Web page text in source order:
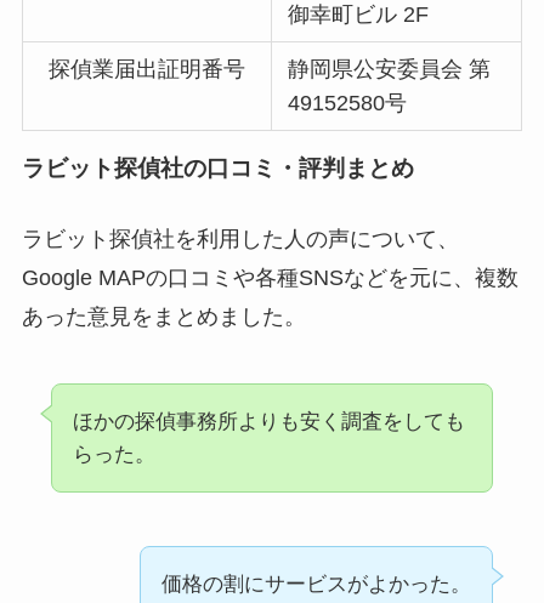
御幸町ビル 2F
探偵業届出証明番号
静岡県公安委員会 第
49152580号
ラビット探偵社の口コミ・評判まとめ
ラビット探偵社を利用した人の声について、
Google MAPの口コミや各種SNSなどを元に、複数
あった意見をまとめました。
ほかの探偵事務所よりも安く調査をしても
らった。
価格の割にサービスがよかった。